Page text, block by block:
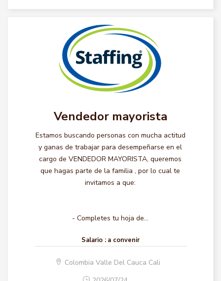
Vendedor mayorista
Estamos buscando personas con mucha actitud
y ganas de trabajar para desempeñarse en el
cargo de VENDEDOR MAYORISTA, queremos
que hagas parte de la familia , por lo cual te
invitamos a que:
- Completes tu hoja de...
Salario : a convenir
Colombia Valle Del Cauca Cali